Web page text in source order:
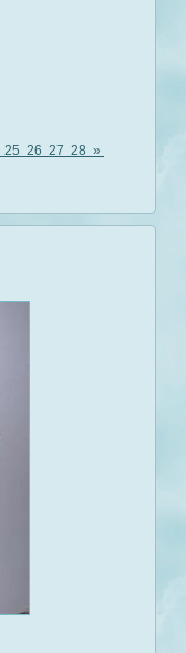
25 26 27 28 »